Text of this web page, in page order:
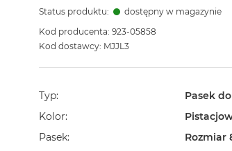
Status produktu:
dostępny w magazynie
Kod producenta: 923-05858
Kod dostawcy: MJJL3
Typ
Pasek
Kolor
Pasek
Rozmiar